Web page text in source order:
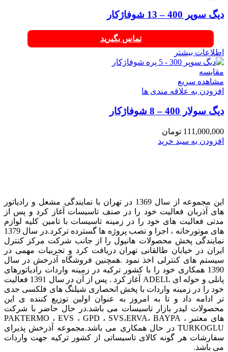
دیگ سوپر 400 – 13 شوفاژکار
تماس بگیرید
اطلاعات بیشتر
مقایسه
مشاهده سریع
افزودن به علاقه مندی ها
دیگ سولار 400 – 8 شوفاژکار
111,000,000 تومان
افزودن به سبد خرید
این مجموعه از سال 1369 در تهران با نمایندگی مشعل و رادیاتور
های آذربان فعالیت خود را در صنف تاسیسات آغاز کرد و پس از
مدتی فعالیت های خود را در زمینه تاسیسات با تامین کلیه لوازم
های موتورخانه ، اجرا و نصب پروژه ها گسترده ترکرد. در سال 1379
نمایندگی پخش محصولات هانیول را از جانب شرکت مرکز کنترل
ایران در خیابان طالقانی تهران دریافت کرد و تجربیات مهمی در
سیستم های کنترلی اخذ نمود . همچنین فروشگاه آذرخش در سال
1390 همکاری خود را با کشور ترکیه در زمینه واردات رادیاتورهای
پانلی و حوله ای ADELL آغاز کرد . پس از آن در سال 1391 فعالیت
خود را در زمینه واردات با پخش انحصاری شیلنگ های فلکسی جدی
تر ادامه داد و تا به امروز به عنوان اولین توزیع کننده ی این
محصولات لیدر بازار تاسیسات می باشد. در حال حاضر با شرکت
های معتبر PAKTERMO ، EVS ، GPD ، SVS،ERVA، BAYPA ،
TURKOGLU در حال همکاری می باشد. مجموعه آذرخش پذیرای
سفارشات هر گونه کالای تاسیساتی از کشور ترکیه جهت واردات
می باشد.